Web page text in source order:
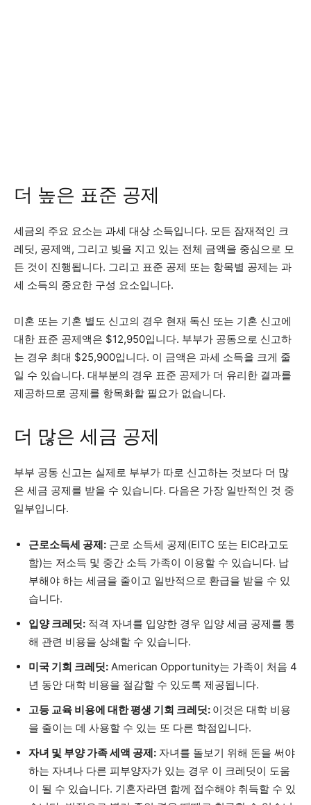
더 높은 표준 공제
세금의 주요 요소는 과세 대상 소득입니다. 모든 잠재적인 크
레딧, 공제액, 그리고 빚을 지고 있는 전체 금액을 중심으로 모
든 것이 진행됩니다. 그리고 표준 공제 또는 항목별 공제는 과
세 소득의 중요한 구성 요소입니다.
미혼 또는 기혼 별도 신고의 경우 현재 독신 또는 기혼 신고에
대한 표준 공제액은 $12,950입니다. 부부가 공동으로 신고하
는 경우 최대 $25,900입니다. 이 금액은 과세 소득을 크게 줄
일 수 있습니다. 대부분의 경우 표준 공제가 더 유리한 결과를
제공하므로 공제를 항목화할 필요가 없습니다.
더 많은 세금 공제
부부 공동 신고는 실제로 부부가 따로 신고하는 것보다 더 많
은 세금 공제를 받을 수 있습니다. 다음은 가장 일반적인 것 중
일부입니다.
근로소득세 공제: 근로 소득세 공제(EITC 또는 EIC라고도
함)는 저소득 및 중간 소득 가족이 이용할 수 있습니다. 납
부해야 하는 세금을 줄이고 일반적으로 환급을 받을 수 있
습니다.
입양 크레딧: 적격 자녀를 입양한 경우 입양 세금 공제를 통
해 관련 비용을 상쇄할 수 있습니다.
미국 기회 크레딧: American Opportunity는 가족이 처음 4
년 동안 대학 비용을 절감할 수 있도록 제공됩니다.
고등 교육 비용에 대한 평생 기회 크레딧: 이것은 대학 비용
을 줄이는 데 사용할 수 있는 또 다른 학점입니다.
자녀 및 부양 가족 세액 공제: 자녀를 돌보기 위해 돈을 써야
하는 자녀나 다른 피부양자가 있는 경우 이 크레딧이 도움
이 될 수 있습니다. 기혼자라면 함께 접수해야 취득할 수 있